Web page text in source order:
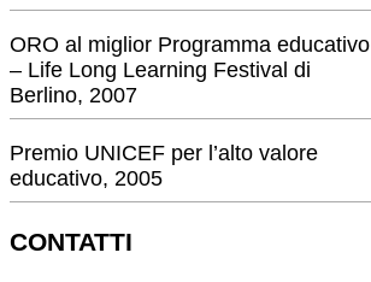
ORO al miglior Programma educativo
– Life Long Learning Festival di
Berlino, 2007
Premio UNICEF per l’alto valore
educativo, 2005
CONTATTI